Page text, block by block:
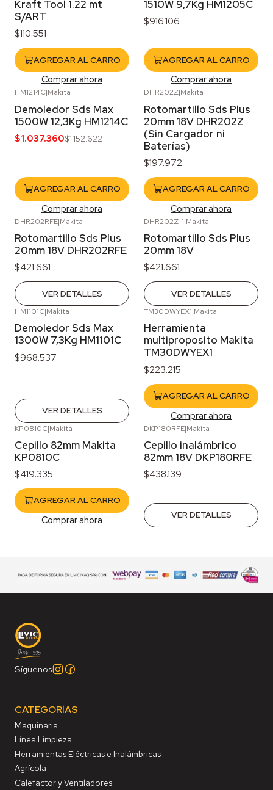
Kraft Tool 1.22 mt
S/ART
$110.551
AGREGAR AL CARRO
Comprar ahora
1510W 9,7Kg HM1205C
$916.106
AGREGAR AL CARRO
Comprar ahora
HM1214C|Makita
Demoledor Sds Max
1500W 12,3Kg HM1214C
$1.037.360$1.152.622
AGREGAR AL CARRO
Comprar ahora
DHR202Z|Makita
Rotomartillo Sds Plus
20mm 18V DHR202Z
(Sin Cargador ni
Baterías)
$197.972
AGREGAR AL CARRO
Comprar ahora
DHR202RFE|Makita
Rotomartillo Sds Plus
20mm 18V DHR202RFE
$421.661
VER DETALLES
DHR202Z-1|Makita
Rotomartillo Sds Plus
20mm 18V
$421.661
VER DETALLES
HM1101C|Makita
Demoledor Sds Max
1300W 7,3Kg HM1101C
$968.537
VER DETALLES
TM30DWYEX1|Makita
Herramienta
multiproposito Makita
TM30DWYEX1
$223.215
AGREGAR AL CARRO
Comprar ahora
KP0810C|Makita
Cepillo 82mm Makita
KP0810C
$419.335
AGREGAR AL CARRO
Comprar ahora
DKP180RFE|Makita
Cepillo inalámbrico
82mm 18V DKP180RFE
$438.139
VER DETALLES
Síguenos
CATEGORÍAS
Maquinaria
Línea Limpieza
Herramientas Eléctricas e Inalámbricas
Agrícola
Calefactor y Ventiladores